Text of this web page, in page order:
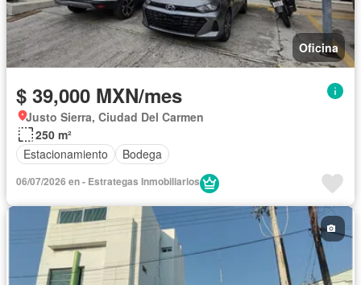
Oficina
$ 39,000 MXN/mes
Justo Sierra, Ciudad Del Carmen
250 m²
Estacionamiento
Bodega
06/07/2026 en - Estrategas Inmobiliarios